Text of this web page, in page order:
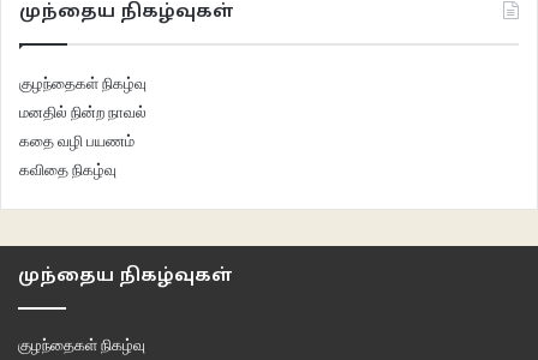
முந்தைய நிகழ்வுகள்
குழந்தைகள் நிகழ்வு
மனதில் நின்ற நாவல்
கதை வழி பயணம்
கவிதை நிகழ்வு
முந்தைய நிகழ்வுகள்
குழந்தைகள் நிகழ்வு